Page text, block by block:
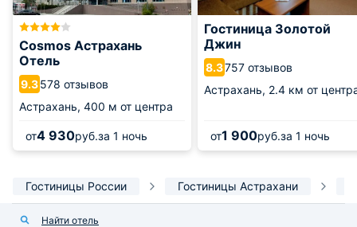
Cosmos Астрахань
Отель
9.3578 отзывов
Астрахань, 400 м от центра
от4 930руб.за 1 ночь
Гостиница Золотой
Джин
8.3757 отзывов
Астрахань, 2.4 км от
от1 900руб.за 1 ночь
Гостиницы России Гостиницы Астрахани
Найти отель